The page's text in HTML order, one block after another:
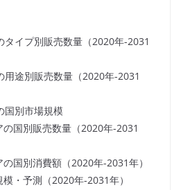
イプ別販売数量（2020年-2031
途別販売数量（2020年-2031
国別市場規模
国別販売数量（2020年-2031
国別消費額（2020年-2031年）
・予測（2020年-2031年）